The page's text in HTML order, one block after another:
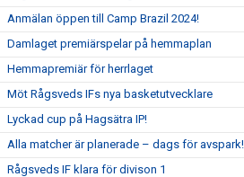
Anmälan öppen till Camp Brazil 2024!
Damlaget premiärspelar på hemmaplan
Hemmapremiär för herrlaget
Möt Rågsveds IFs nya basketutvecklare
Lyckad cup på Hagsätra IP!
Alla matcher är planerade – dags för avspark!
Rågsveds IF klara för divison 1